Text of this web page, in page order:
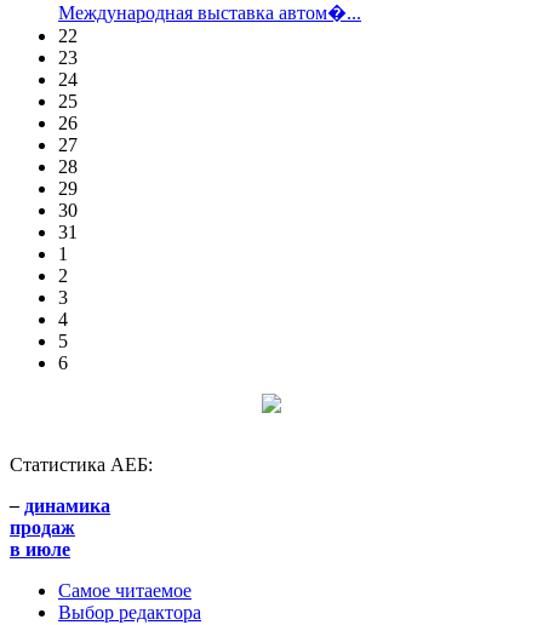
Международная выставка автом�...
22
23
24
25
26
27
28
29
30
31
1
2
3
4
5
6
Статистика АЕБ:
– динамика
продаж
в июле
Самое читаемое
Выбор редактора